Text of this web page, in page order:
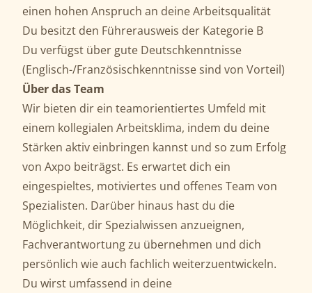
einen hohen Anspruch an deine Arbeitsqualität
Du besitzt den Führerausweis der Kategorie B
Du verfügst über gute Deutschkenntnisse
(Englisch-/Französischkenntnisse sind von Vorteil)
Über das Team
Wir bieten dir ein teamorientiertes Umfeld mit
einem kollegialen Arbeitsklima, indem du deine
Stärken aktiv einbringen kannst und so zum Erfolg
von Axpo beiträgst. Es erwartet dich ein
eingespieltes, motiviertes und offenes Team von
Spezialisten. Darüber hinaus hast du die
Möglichkeit, dir Spezialwissen anzueignen,
Fachverantwortung zu übernehmen und dich
persönlich wie auch fachlich weiterzuentwickeln.
Du wirst umfassend in deine